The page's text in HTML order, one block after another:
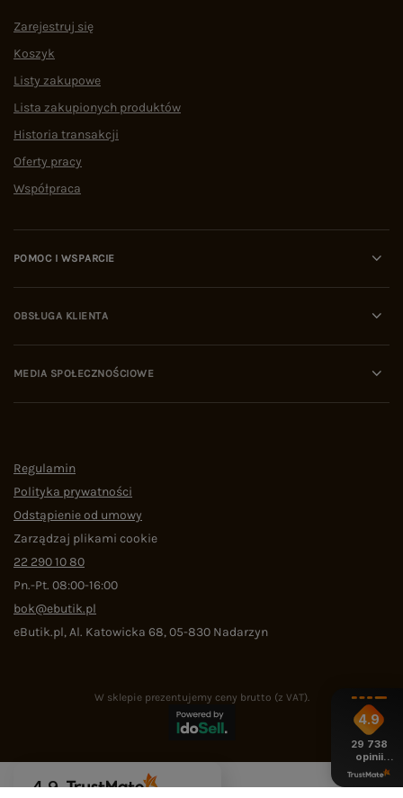
Zarejestruj się
Koszyk
Listy zakupowe
Lista zakupionych produktów
Historia transakcji
Oferty pracy
Współpraca
POMOC I WSPARCIE
OBSŁUGA KLIENTA
MEDIA SPOŁECZNOŚCIOWE
Regulamin
Polityka prywatności
Odstąpienie od umowy
Zarządzaj plikami cookie
22 290 10 80
Pn.-Pt. 08:00-16:00
bok@ebutik.pl
eButik.pl,Al. Katowicka 68,05-830 Nadarzyn
W sklepie prezentujemy ceny brutto (z VAT).
4.9
4.9
29 738
opinii
z całego